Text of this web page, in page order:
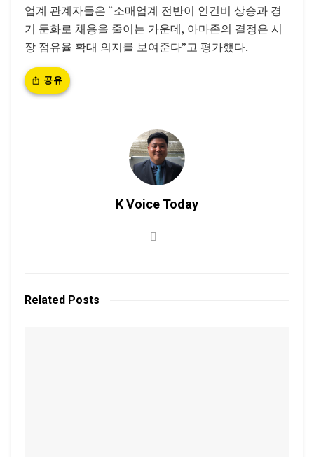
업계 관계자들은 “소매업계 전반이 인건비 상승과 경
기 둔화로 채용을 줄이는 가운데, 아마존의 결정은 시
장 점유율 확대 의지를 보여준다”고 평가했다.
공유
K Voice Today
Related Posts